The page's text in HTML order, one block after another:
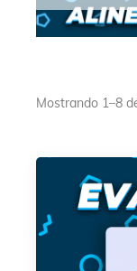
Mostrando 1–8